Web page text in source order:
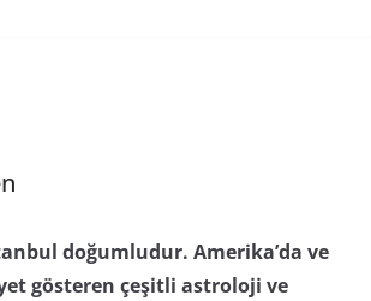
doğumludur. Amerika’da ve
gösteren çeşitli astroloji ve